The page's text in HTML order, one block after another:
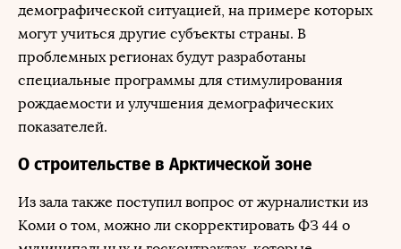
демографической ситуацией, на примере которых
могут учиться другие субъекты страны. В
проблемных регионах будут разработаны
специальные программы для стимулирования
рождаемости и улучшения демографических
показателей.
О строительстве в Арктической зоне
Из зала также поступил вопрос от журналистки из
Коми о том, можно ли скорректировать ФЗ 44 о